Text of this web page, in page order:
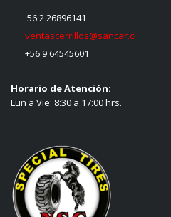
56 2 26896141
ventascerrillos@sancar.cl
+56 9 64545601
Horario de Atención:
Lun a Vie: 8:30 a 17:00 hrs.